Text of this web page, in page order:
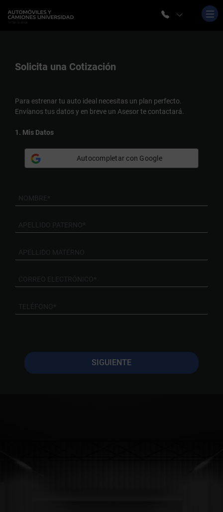
Solicita una Cotización
Para estrenar tu auto ideal necesitas un plan perfecto.
Envíanos tus datos y en breve un Asesor te contactará.
1. Mis Datos
Autocompletar con Google
SIGUIENTE